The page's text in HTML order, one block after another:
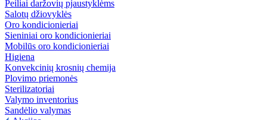
Peiliai daržovių pjaustyklėms
Salotų džiovyklės
Oro kondicionieriai
Sieniniai oro kondicionieriai
Mobilūs oro kondicionieriai
Higiena
Konvekcinių krosnių chemija
Plovimo priemonės
Sterilizatoriai
Valymo inventorius
Sandėlio valymas